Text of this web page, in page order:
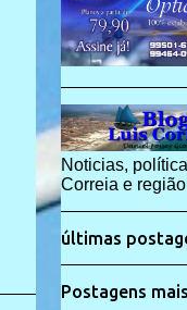
Noticias,
Correia e região
últimas
Postagens